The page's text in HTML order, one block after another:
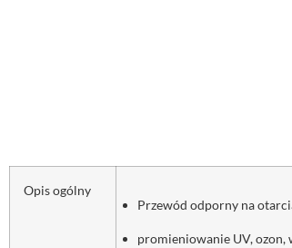
Opis ogólny
Przewód odporny na
promieniowanie UV,